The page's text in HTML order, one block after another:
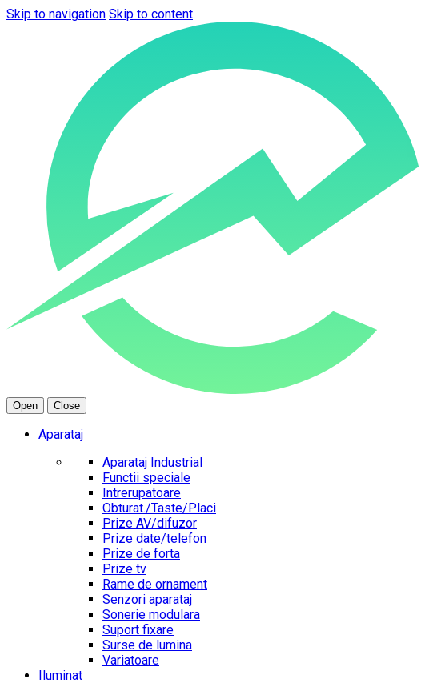
Skip to navigation Skip to content
Open Close
Aparataj
Aparataj Industrial
Functii speciale
Intrerupatoare
Obturat./Taste/Placi
Prize AV/difuzor
Prize date/telefon
Prize de forta
Prize tv
Rame de ornament
Senzori aparataj
Sonerie modulara
Suport fixare
Surse de lumina
Variatoare
Iluminat